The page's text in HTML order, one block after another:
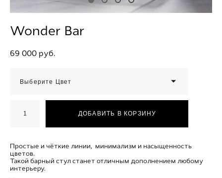
Wonder Bar
69 000 pуб.
Выберите Цвет
ДОБАВИТЬ В КОРЗИНУ
Простые и чёткие линии, минимализм и насыщенность
цветов.
Такой барный стул станет отличным дополнением любому
интерьеру.